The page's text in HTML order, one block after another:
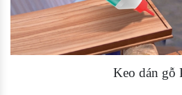
Keo dán gỗ